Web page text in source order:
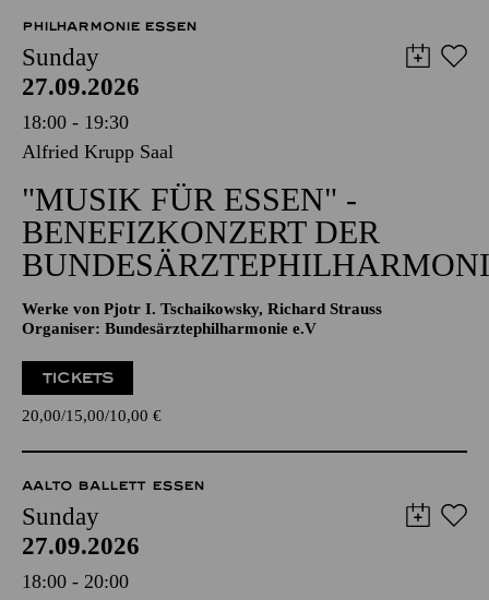
PHILHARMONIE ESSEN
Sunday
27.09.2026
18:00 - 19:30
Alfried Krupp Saal
"MUSIK FÜR ESSEN" -
BENEFIZKONZERT DER
Werke von Pjotr I. Tschaikowsky, Richard Strauss
Organiser: Bundesärztephilharmonie e.V
TICKETS
20,00 15,00 10,00 €
AALTO BALLETT ESSEN
Sunday
27.09.2026
18:00 - 20:00